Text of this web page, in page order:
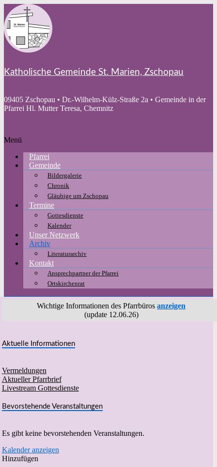
Zum
Inhalt
springen
Katholische Gemeinde St. Marien, Zschopau
09405 Zschopau • Dr.-Wilhelm-Külz-Straße 2a • Gemeinde in der
Pfarrei Hl. Mutter Teresa, Chemnitz
Menü
Pfarrei
Gemeinde
Bildergalerie
Chronik
Gläubige um Zschopau
Termine
Gottesdienste
Kalender
Unser Netzwerk
Archiv
Literaturarchiv
Kontakt
Ansprechpartner der Pfarrei
Ortskirchenrat
Wichtige Informationen des Pfarrbürosanzeigen
(update 12.06.26)
Aktuelle Informationen
Vermeldungen
Aktueller Pfarrbrief
Livestream Gottesdienste
Bevorstehende Veranstaltungen
Es gibt keine bevorstehenden Veranstaltungen.
Kalender anzeigen
Hinzufügen